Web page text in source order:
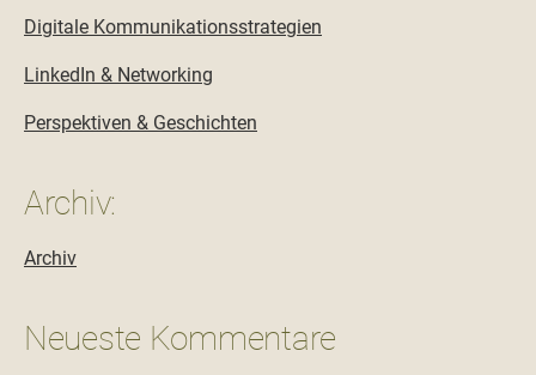
Digitale Kommunikationsstrategien
LinkedIn & Networking
Perspektiven & Geschichten
Archiv:
Archiv
Neueste Kommentare